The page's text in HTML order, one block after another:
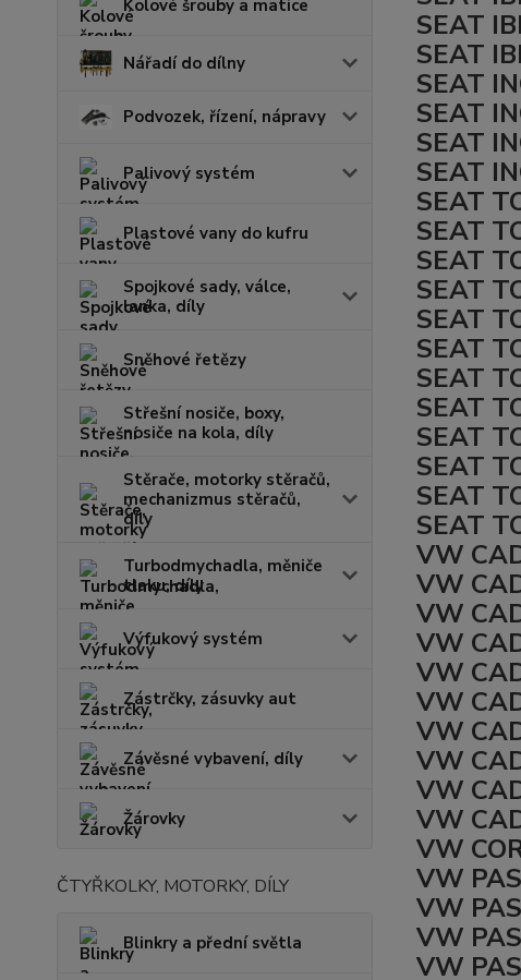
Kolové šrouby a matice
Nářadí do dílny
Podvozek, řízení, nápravy
Palivový systém
Plastové vany do kufru
Spojkové sady, válce,
lanka, díly
Sněhové řetězy
Střešní nosiče, boxy,
nosiče na kola, díly
Stěrače, motorky stěračů,
mechanizmus stěračů,
díly
Turbodmychadla, měniče
tlaku, díly
Výfukový systém
Zástrčky, zásuvky aut
Závěsné vybavení, díly
Žárovky
ČTYŘKOLKY, MOTORKY, DÍLY
Blinkry a přední světla
SEAT
SEAT
SEAT
SEAT
SEAT
SEAT
SEAT
SEAT
SEAT
SEAT
SEAT
SEAT
SEAT
SEAT
SEAT
SEAT
SEAT
SEAT
VW
VW
VW
VW
VW
VW
VW
VW
VW
VW
VW
VW
VW
VW
VW